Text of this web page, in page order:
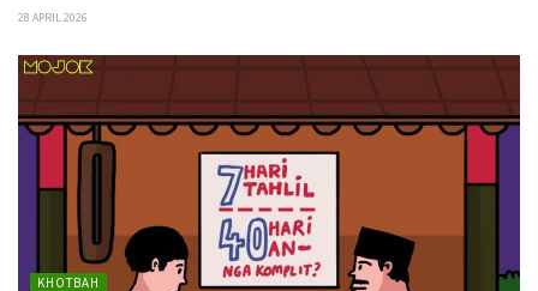
28 APRIL 2026
KHOTBAH